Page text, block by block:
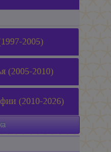
2005)
(2005-2010)
(2010-2026)